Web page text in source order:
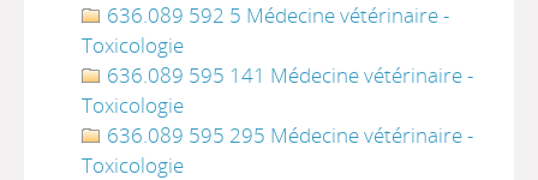
636.089 592 5 Médecine vétérinaire -
Toxicologie
636.089 595 141 Médecine vétérinaire -
Toxicologie
636.089 595 295 Médecine vétérinaire -
Toxicologie